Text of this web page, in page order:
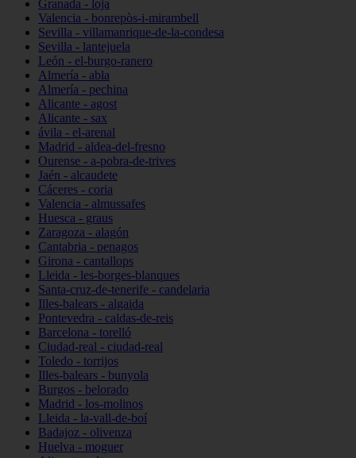
Granada - loja
Valencia - bonrepòs-i-mirambell
Sevilla - villamanrique-de-la-condesa
Sevilla - lantejuela
León - el-burgo-ranero
Almería - abla
Almería - pechina
Alicante - agost
Alicante - sax
ávila - el-arenal
Madrid - aldea-del-fresno
Ourense - a-pobra-de-trives
Jaén - alcaudete
Cáceres - coria
Valencia - almussafes
Huesca - graus
Zaragoza - alagón
Cantabria - penagos
Girona - cantallops
Lleida - les-borges-blanques
Santa-cruz-de-tenerife - candelaria
Illes-balears - algaida
Pontevedra - caldas-de-reis
Barcelona - torelló
Ciudad-real - ciudad-real
Toledo - torrijos
Illes-balears - bunyola
Burgos - belorado
Madrid - los-molinos
Lleida - la-vall-de-boí
Badajoz - olivenza
Huelva - moguer